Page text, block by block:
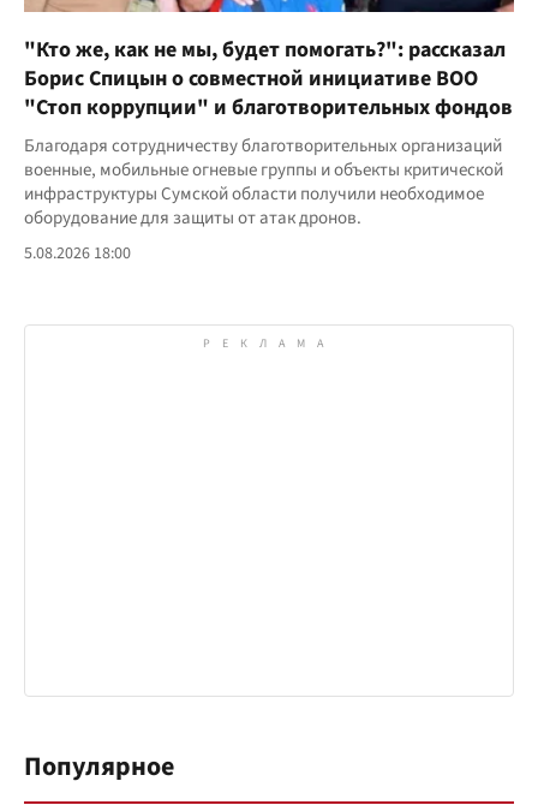
"Кто же, как не мы, будет помогать?": рассказал
Борис Спицын о совместной инициативе ВОО
"Стоп коррупции" и благотворительных фондов
Благодаря сотрудничеству благотворительных организаций
военные, мобильные огневые группы и объекты критической
инфраструктуры Сумской области получили необходимое
оборудование для защиты от атак дронов.
5.08.2026 18:00
Популярное